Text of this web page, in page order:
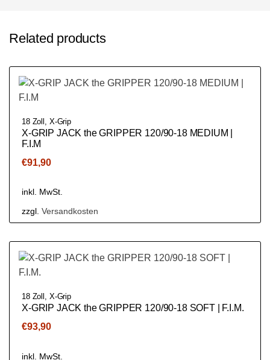
Related products
18 Zoll , X-Grip
X-GRIP JACK the GRIPPER 120/90-18 MEDIUM |
F.I.M
€91,90
inkl. MwSt.
zzgl. Versandkosten
18 Zoll , X-Grip
X-GRIP JACK the GRIPPER 120/90-18 SOFT | F.I.M.
€93,90
inkl. MwSt.